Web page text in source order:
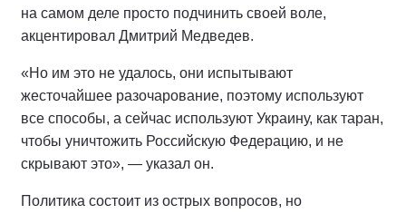
на самом деле просто подчинить своей воле,
акцентировал Дмитрий Медведев.
«Но им это не удалось, они испытывают
жесточайшее разочарование, поэтому используют
все способы, а сейчас используют Украину, как таран,
чтобы уничтожить Российскую Федерацию, и не
скрывают это», — указал он.
Политика состоит из острых вопросов, но